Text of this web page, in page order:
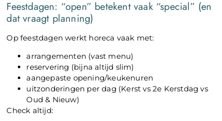
Feestdagen: “open” betekent vaak “special” (en
dat vraagt planning)
Op feestdagen werkt horeca vaak met:
arrangementen (vast menu)
reservering (bijna altijd slim)
aangepaste opening/keukenuren
uitzonderingen per dag (Kerst vs 2e Kerstdag vs
Oud & Nieuw)
Check altijd: